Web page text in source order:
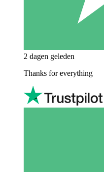
2 dagen geleden
Thanks for everything